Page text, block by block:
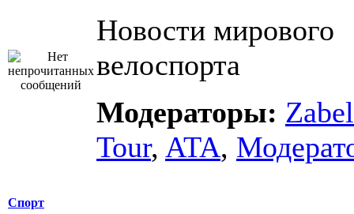
Новости мирового
велоспорта
Модераторы: Zabel
Tour, ATA,
Спорт